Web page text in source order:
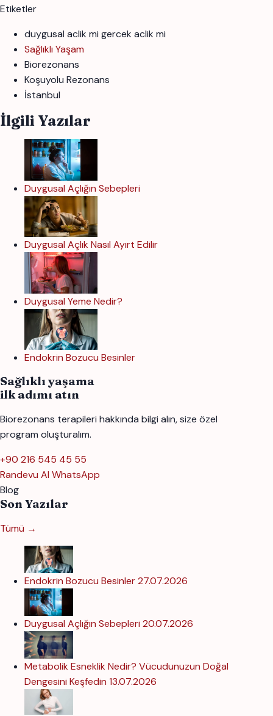
Etiketler
duygusal aclik mi gercek aclik mi
Sağlıklı Yaşam
Biorezonans
Koşuyolu Rezonans
İstanbul
İlgili Yazılar
Duygusal Açlığın Sebepleri
Duygusal Açlık Nasıl Ayırt Edilir
Duygusal Yeme Nedir?
Endokrin Bozucu Besinler
Sağlıklı yaşama
ilk adımı atın
Biorezonans terapileri hakkında bilgi alın, size özel
program oluşturalım.
+90 216 545 45 55
Randevu Al WhatsApp
Blog
Son Yazılar
Tümü →
Endokrin Bozucu Besinler27.07.2026
Duygusal Açlığın Sebepleri 20.07.2026
Metabolik Esneklik Nedir? Vücudunuzun Doğal
Dengesini Keşfedin 13.07.2026